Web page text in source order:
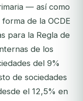
— así como
de la OCDE
para la Regla de
de los
del 9%
de sociedades
el 12,5% en